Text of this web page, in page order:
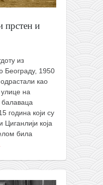
прстен и
из
Београду, 1950
као
на
година који су
Циганлији која
била